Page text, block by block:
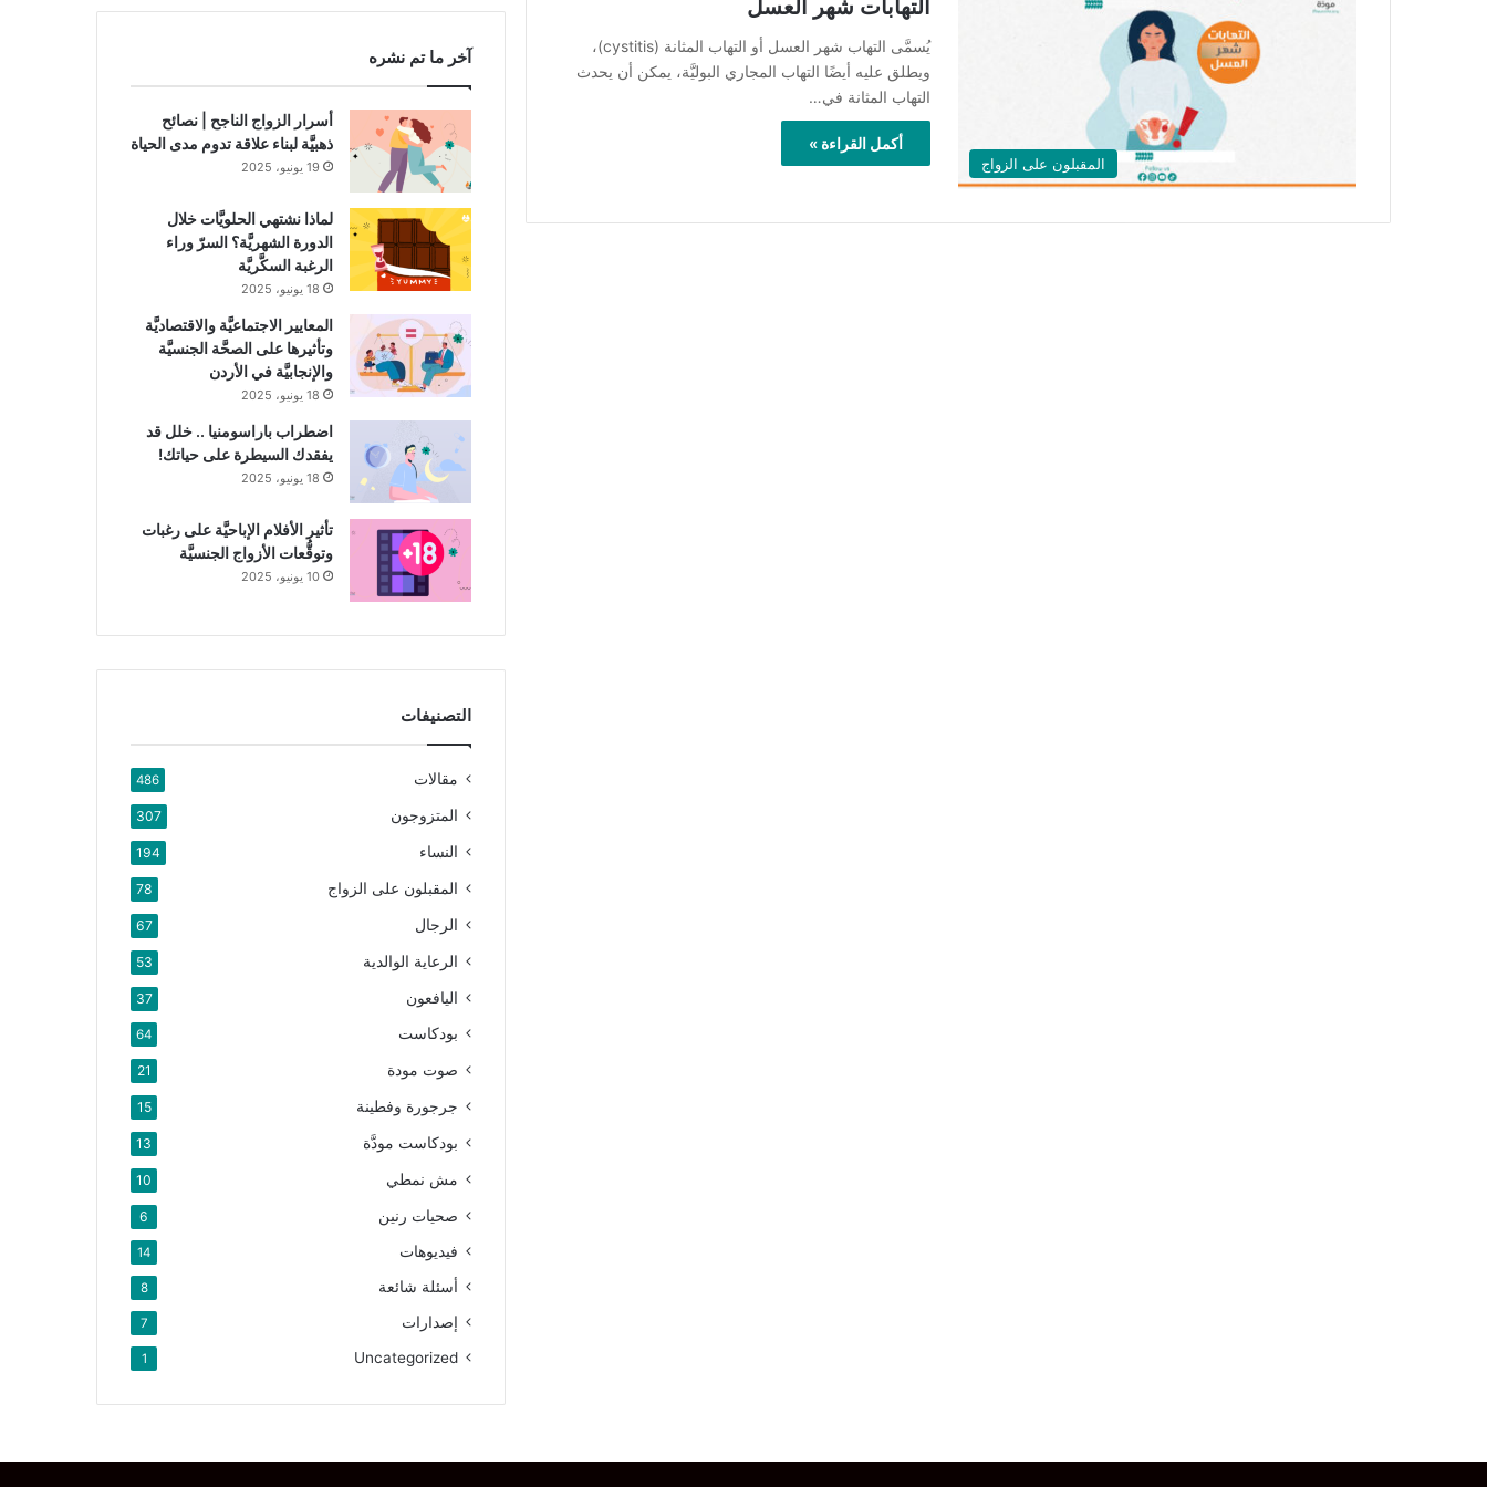
المقبلون على الزواج
التهابات شهر العسل
يُسمَّى التهاب شهر العسل أو التهاب المثانة (cystitis)،
ويطلق عليه أيضًا التهاب المجاري البوليَّة، يمكن أن يحدث
التهاب المثانة في…
أكمل القراءة »
آخر ما تم نشره
أسرار الزواج الناجح | نصائح
ذهبيَّة لبناء علاقة تدوم مدى الحياة
19 يونيو، 2025
لماذا نشتهي الحلويَّات خلال
الدورة الشهريَّة؟ السرّ وراء
الرغبة السكَّريَّة
18 يونيو، 2025
المعايير الاجتماعيَّة والاقتصاديَّة
وتأثيرها على الصحَّة الجنسيَّة
والإنجابيَّة في الأردن
18 يونيو، 2025
اضطراب باراسومنيا .. خلل قد
يفقدك السيطرة على حياتك!
18 يونيو، 2025
تأثير الأفلام الإباحيَّة على رغبات
وتوقُّعات الأزواج الجنسيَّة
10 يونيو، 2025
التصنيفات
مقالات 486
المتزوجون 307
النساء 194
المقبلون على الزواج 78
الرجال 67
الرعاية الوالدية 53
اليافعون 37
بودكاست 64
صوت مودة 21
جرجورة وفطينة 15
بودكاست مودَّة 13
مش نمطي 10
صحيات رنين 6
فيديوهات 14
أسئلة شائعة 8
إصدارات 7
Uncategorized
1